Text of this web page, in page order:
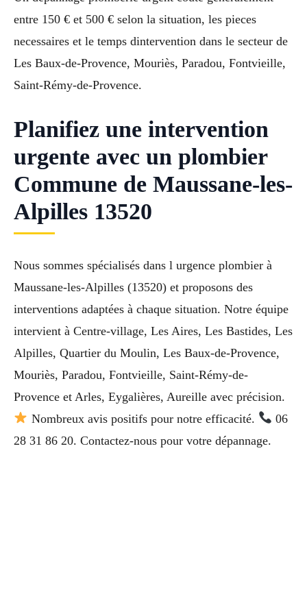
entre 150 € et 500 € selon la situation, les pieces
necessaires et le temps dintervention dans le secteur de
Les Baux-de-Provence, Mouriès, Paradou, Fontvieille,
Saint-Rémy-de-Provence.
Planifiez une intervention
urgente avec un plombier
Commune de Maussane-les-
Alpilles 13520
Nous sommes spécialisés dans l urgence plombier à
Maussane-les-Alpilles (13520) et proposons des
interventions adaptées à chaque situation. Notre équipe
intervient à Centre-village, Les Aires, Les Bastides, Les
Alpilles, Quartier du Moulin, Les Baux-de-Provence,
Mouriès, Paradou, Fontvieille, Saint-Rémy-de-
Provence et Arles, Eygalières, Aureille avec précision.
Nombreux avis positifs pour notre efficacité.
06
28 31 86 20. Contactez-nous pour votre dépannage.